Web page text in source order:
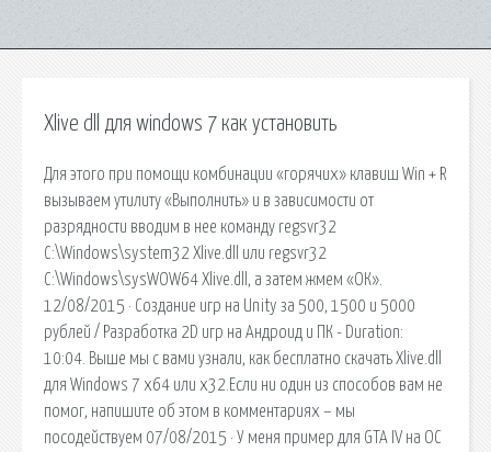
Xlive dll для windows 7 как установить
Для этого при помощи комбинации «горячих» клавиш Win + R
вызываем утилиту «Выполнить» и в зависимости от
разрядности вводим в нее команду regsvr32
C:\Windows\system32 Xlive.dll или regsvr32
C:\Windows\sysWOW64 Xlive.dll, а затем жмем «ОК».
12/08/2015 · Создание игр на Unity за 500, 1500 и 5000
рублей / Разработка 2D игр на Андроид и ПК - Duration:
10:04. Выше мы с вами узнали, как бесплатно скачать Xlive.dll
для Windows 7 x64 или x32.Если ни один из способов вам не
помог, напишите об этом в комментариях – мы
посодействуем 07/08/2015 · У меня пример для GTA IV на OC